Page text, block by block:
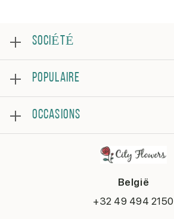
België
+32 49 494 2150
SOCIÉTÉ
Examen
Foire aux questions
Conditions générales
Politique de confidentialité
Contacter
POPULAIRE
Roses
Bouquets
OCCASIONS